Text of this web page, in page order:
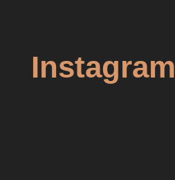
Instagram